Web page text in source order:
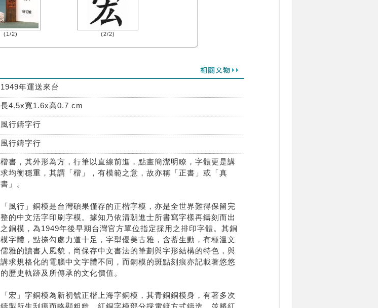
(1/2) (2/2)
1949年運送來台
長4.5x寬1.6x高0.7 cm
風行鑄字行
風行鑄字行
楷書，其外形為方，行筆以直線前進，點畫簡潔明瞭，字體更是講
求均衡穩重，其謂「楷」，有模範之意，故亦稱「正書」或「真
書」。
「風行」銅模是台灣碩果僅存的正楷字模，亦是全世界難得保留完
整的中文活字印刷字模。據知乃依清朝進士所書寫字樣再鑄刻而出
之銅模，為1949年後早期台灣官方單位指定採用之排印字體。其銅
模字體，點捺勾處力道十足，字型優美古雅，含蓄生動，有種溫文
儒雅的讀書人風貌，尚保存中文書法的筆劃與字形結構的特色，與
講求規格化的電腦中文字體不同，而銅模的斑點刻痕亦記載著悠悠
的歷史軌跡及所傳承的文化價值。
「宏」字銅模為新初號正楷上海字銅模，其青銅銅模身，有著多次
鑄製所生刮痕而略顯粗糙，紅銅字模部分採電鍍方式鑄造，並將紅